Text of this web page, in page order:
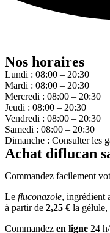
Nos horaires
Lundi : 08:00 – 20:30
Mardi : 08:00 – 20:30
Mercredi : 08:00 – 20:30
Jeudi : 08:00 – 20:30
Vendredi : 08:00 – 20:30
Samedi : 08:00 – 20:30
Dimanche : Consulter les
Achat diflucan
Commandez facilement
Le fluconazole, ingrédient
à partir de 2,25 € la gélule,
Commandez en ligne 24